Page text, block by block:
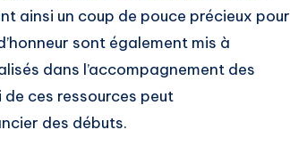
ainsi un coup de pouce précieux pour
sont également mis à
dans l’accompagnement des
ces ressources peut
des débuts.